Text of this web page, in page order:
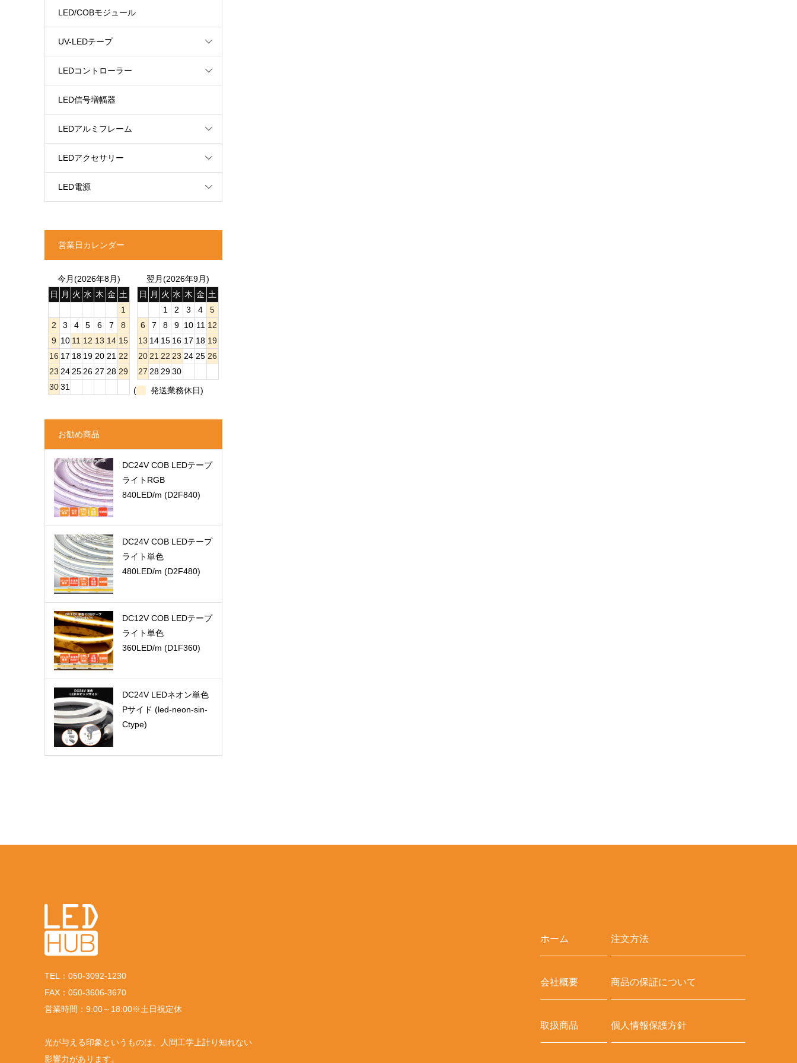
LED/COBモジュール
UV-LEDテープ
LEDコントローラー
LED信号増幅器
LEDアルミフレーム
LEDアクセサリー
LED電源
営業日カレンダー
今月(2026年8月)
日
月 火 水 木 金 土
1
2
3 4 5 6 7
8
9 10 11 12 13 14 15
16 17 18 19 20 21 22
23 24 25 26 27 28 29
30 31
翌月(2026年9月)
日
月 火 水 木 金 土
1
2 3 4
5
6
7 8 9 10 11 12
13 14 15 16 17 18 19
20 21 22 23 24 25 26
27 28 29 30
(
発送業務休日)
お勧め商品
DC24V COB LEDテープ
ライトRGB
840LED/m (D2F840)
DC24V COB LEDテープ
ライト単色
480LED/m (D2F480)
DC12V COB LEDテープ
ライト単色
360LED/m (D1F360)
DC24V LEDネオン単色
Pサイド (led-neon-sin-
Ctype)
TEL：050-3092-1230
FAX：050-3606-3670
営業時間：9:00～18:00※土日祝定休
光が与える印象というものは、人間工学上計り知れない
影響力があります。
ホーム
会社概要
取扱商品
注文方法
商品の保証について
個人情報保護方針